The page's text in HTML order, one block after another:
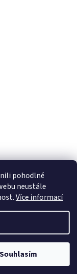
pohodlné
neustále
Více informací
Souhlasím
práva vyhrazena.